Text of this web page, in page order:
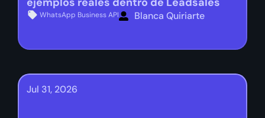
WhatsApp Business API Blanca Quiriarte
Jul 31, 2026